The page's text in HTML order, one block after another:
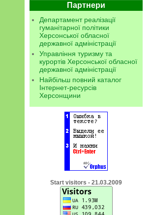
Партнери
Департамент реалізації
гуманітарної політики
Херсонської обласної
державної адміністрації
Управління туризму та
курортів Херсонської обласної
державної адміністрації
Найбільш повний каталог
Інтернет-ресурсів
Херсонщини
Start visitors - 21.03.2009